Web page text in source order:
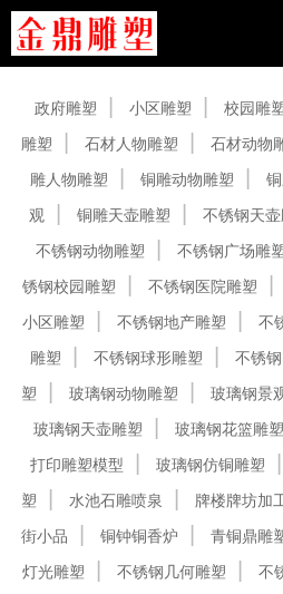
政府雕塑 小区雕塑 校园雕
雕塑
石材人物雕塑 石材动物
雕人物雕塑
铜雕动物雕塑
观
铜雕天壶雕塑 不锈钢天
不锈钢动物雕塑
不锈钢广场雕
锈钢校园雕塑
不锈钢医院雕塑
小区雕塑
不锈钢地产雕塑 不
雕塑
不锈钢球形雕塑 不锈
塑
玻璃钢动物雕塑 玻璃钢景
玻璃钢天壶雕塑
玻璃钢花篮雕塑
打印雕塑模型
玻璃钢仿铜雕塑
塑
水池石雕喷泉 牌楼牌坊加
街小品
铜钟铜香炉 青铜鼎雕
灯光雕塑
不锈钢几何雕塑 不